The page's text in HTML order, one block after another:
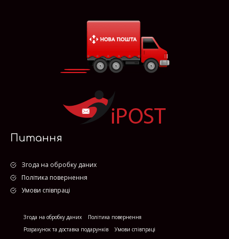
Питання
Згода на обробку даних
Політика повернення
Умови співпраці
Згода на обробку даних
Політика повернення
Розрахунок та доставка подарунків
Умови співпраці